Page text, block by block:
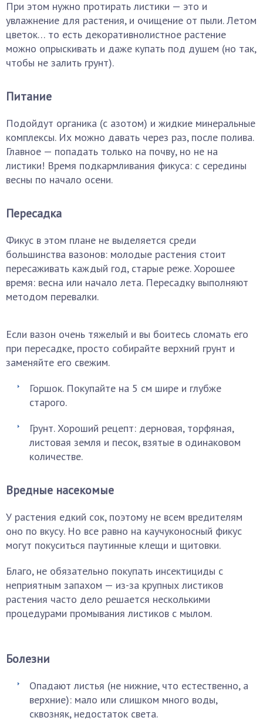
При этом нужно протирать листики — это и
увлажнение для растения, и очищение от пыли. Летом
цветок… то есть декоративнолистное растение
можно опрыскивать и даже купать под душем (но так,
чтобы не залить грунт).
Питание
Подойдут органика (с азотом) и жидкие минеральные
комплексы. Их можно давать через раз, после полива.
Главное — попадать только на почву, но не на
листики! Время подкармливания фикуса: с середины
весны по начало осени.
Пересадка
Фикус в этом плане не выделяется среди
большинства вазонов: молодые растения стоит
пересаживать каждый год, старые реже. Хорошее
время: весна или начало лета. Пересадку выполняют
методом перевалки.
Если вазон очень тяжелый и вы боитесь сломать его
при пересадке, просто собирайте верхний грунт и
заменяйте его свежим.
Горшок. Покупайте на 5 см шире и глубже
старого.
Грунт. Хороший рецепт: дерновая, торфяная,
листовая земля и песок, взятые в одинаковом
количестве.
Вредные насекомые
У растения едкий сок, поэтому не всем вредителям
оно по вкусу. Но все равно на каучуконосный фикус
могут покуситься паутинные клещи и щитовки.
Благо, не обязательно покупать инсектициды с
неприятным запахом — из-за крупных листиков
растения часто дело решается несколькими
процедурами промывания листиков с мылом.
Болезни
Опадают листья (не нижние, что естественно, а
верхние): мало или слишком много воды,
сквозняк, недостаток света.